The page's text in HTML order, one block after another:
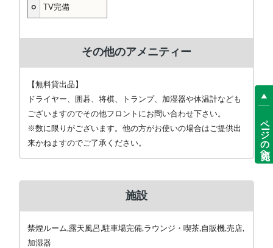
○ TV完備
その他のアメニティー
【無料貸出品】
ドライヤー、囲碁、将棋、トランプ、加湿器や体温計なども
ございますのでその他フロントにお問い合わせ下さい。
※数に限りがございます。他の方がお使いの場合はご提供出
来かねますのでご了承ください。
施設
禁煙ルーム,露天風呂,駐車場完備,ラウンジ・喫茶,自販機,売店,
加湿器
ページの先頭へ